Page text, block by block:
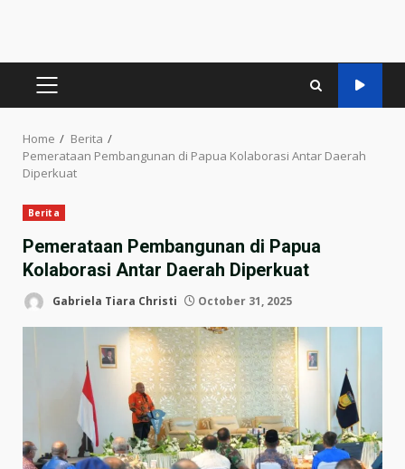
PRIMARY
Home
Berita
Pemerataan Pembangunan di Papua Kolaborasi Antar Daerah
Diperkuat
Berita
Pemerataan Pembangunan di Papua
Kolaborasi Antar Daerah Diperkuat
Gabriela Tiara Christi October 31, 2025